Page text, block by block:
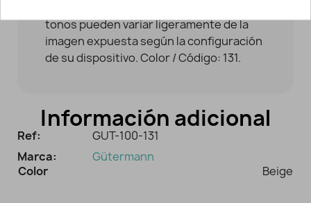
tonos pueden variar ligeramente de la
imagen expuesta según la configuración
de su dispositivo. Color / Código: 131.
Información adicional
Ref:
GUT-100-131
Marca:
Gütermann
Color
Beige